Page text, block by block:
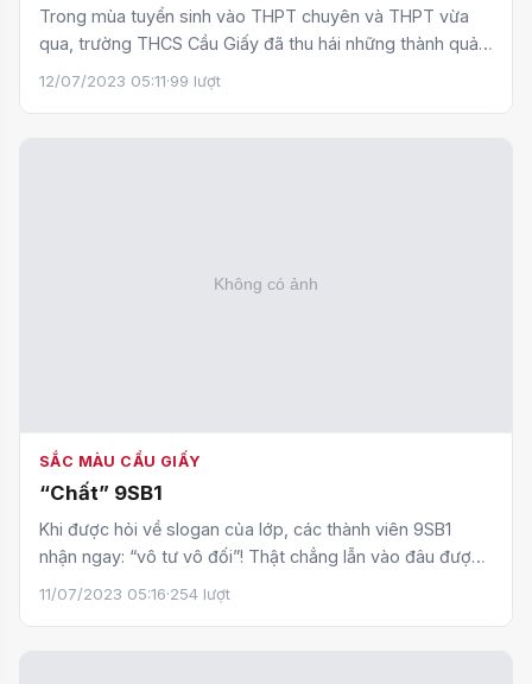
Trong mùa tuyển sinh vào THPT chuyên và THPT vừa
qua, trường THCS Cầu Giấy đã thu hái những thành quả
rực rỡ v…
12/07/2023 05:11·99 lượt
SẮC MÀU CẦU GIẤY
“Chất” 9SB1
Khi được hỏi về slogan của lớp, các thành viên 9SB1
nhận ngay: “vô tư vô đối”! Thật chẳng lẫn vào đâu được!
So…
11/07/2023 05:16·254 lượt